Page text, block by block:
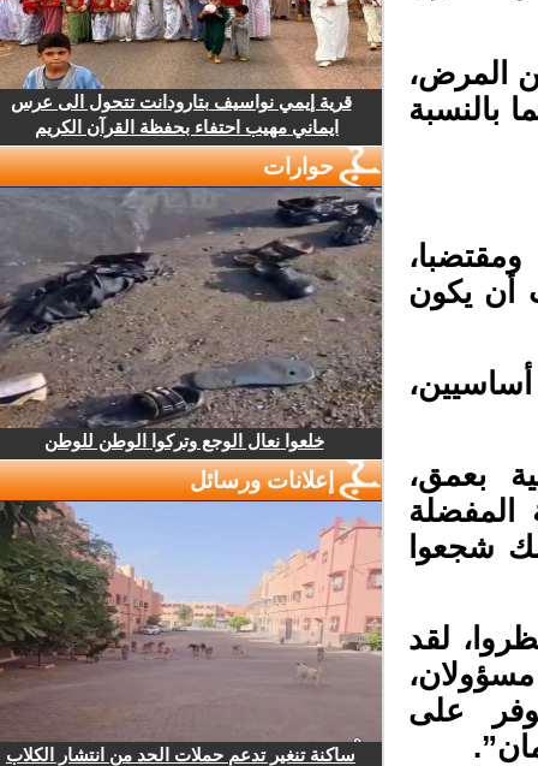
المرض،
بالنسبة
يكون
بعمق،
شجعوا
لقد
على
قرية إيمي نواسيف بتارودانت تتحول الى عرس
ايماني مهيب احتفاء بحفظة القرآن الكريم
حوارات
خلعوا نعال الوجع وتركوا الوطن للوطن
إعلانات ورسائل
ساكنة تنغير تدعم حملات الحد من انتشار الكلاب